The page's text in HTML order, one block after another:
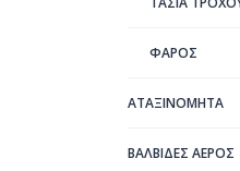
ΦΑΡΟΣ
ΑΤΑΞΙΝΌΜΗΤΑ
ΒΑΛΒΙΔΕΣ ΑΕΡΟΣ